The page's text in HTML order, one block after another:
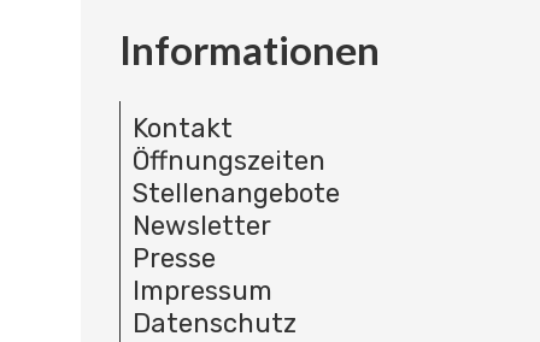
Informationen
Kontakt
Öffnungszeiten
Stellenangebote
Newsletter
Presse
Impressum
Datenschutz